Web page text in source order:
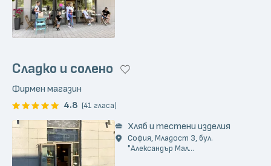
Сладко и солено
Фирмен магазин
4.8 (41 гласа)
Хляб и тестени изделия
София, Младост 3, бул.
"Александър Мал...